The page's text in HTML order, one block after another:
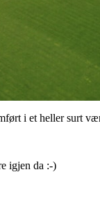
i et heller surt
igjen da :-)